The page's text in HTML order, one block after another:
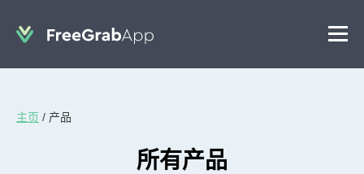
主页 / 产品
所有产品